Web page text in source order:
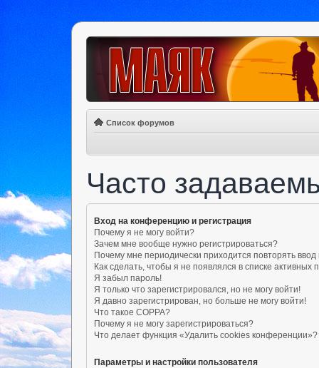
Список форумов
Часто
Вход на конференцию и регистрация
Почему я не могу войти?
Зачем мне вообще нужно регистрироваться?
Почему мне периодически приходится повторять
Как сделать, чтобы я не появлялся в списке активных
Я забыл пароль!
Я только что зарегистрировался, но не могу войти!
Я давно зарегистрирован, но больше не могу войти!
Что такое COPPA?
Почему я не могу зарегистрироваться?
Что делает функция «Удалить cookies конференции»?
Параметры и настройки пользователя